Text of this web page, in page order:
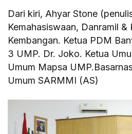
Dari kiri, Ahyar Stone
Kemahasiswaan, Danramil &
Kembangan. Ketua PDM
3 UMP. Dr. Joko. Ketua
Umum Mapsa
Umum SARMMI (AS)